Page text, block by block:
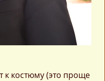
к костюму (это проще